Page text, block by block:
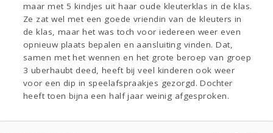
maar met 5 kindjes uit haar oude kleuterklas in de klas.
Ze zat wel met een goede vriendin van de kleuters in
de klas, maar het was toch voor iedereen weer even
opnieuw plaats bepalen en aansluiting vinden. Dat,
samen met het wennen en het grote beroep van groep
3 uberhaubt deed, heeft bij veel kinderen ook weer
voor een dip in speelafspraakjes gezorgd. Dochter
heeft toen bijna een half jaar weinig afgesproken.